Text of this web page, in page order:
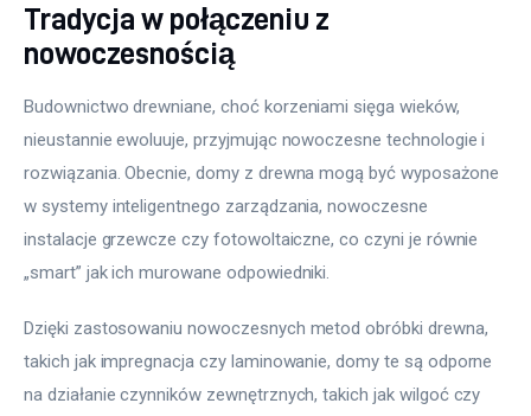
Tradycja w połączeniu z
nowoczesnością
Budownictwo drewniane, choć korzeniami sięga wieków,
nieustannie ewoluuje, przyjmując nowoczesne technologie i
rozwiązania. Obecnie, domy z drewna mogą być wyposażone
w systemy inteligentnego zarządzania, nowoczesne
instalacje grzewcze czy fotowoltaiczne, co czyni je równie
„smart” jak ich murowane odpowiedniki.
Dzięki zastosowaniu nowoczesnych metod obróbki drewna,
takich jak impregnacja czy laminowanie, domy te są odporne
na działanie czynników zewnętrznych, takich jak wilgoć czy